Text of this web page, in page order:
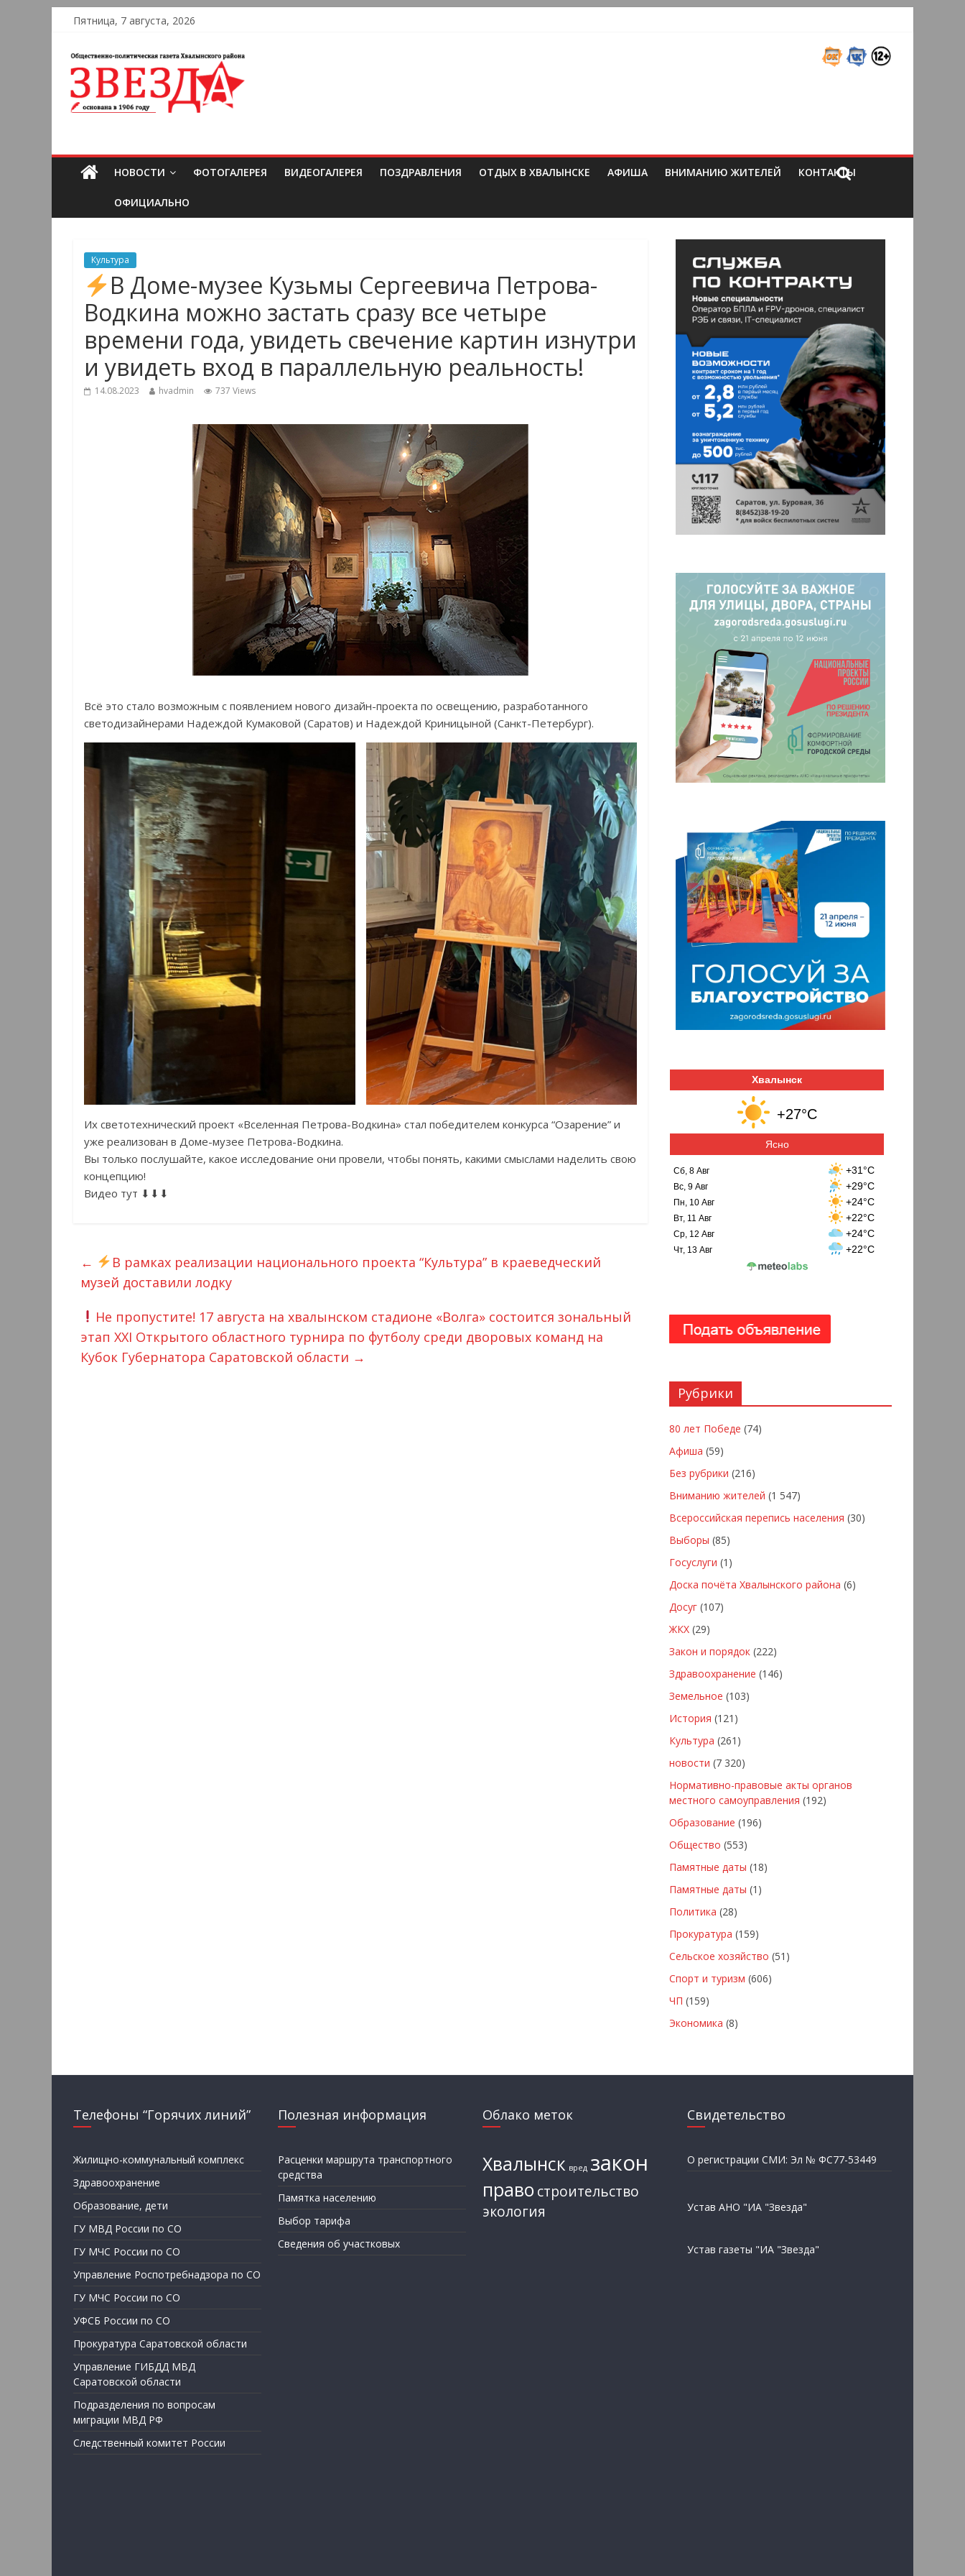
Пятница, 7 августа, 2026
НОВОСТИ ФОТОГАЛЕРЕЯ ВИДЕОГАЛЕРЕЯ ПОЗДРАВЛЕНИЯ ОТДЫХ В ХВАЛЫНСКЕ АФИША ВНИМАНИЮ ЖИТЕЛЕЙ КОНТАКТЫ
ОФИЦИАЛЬНО
Культура
В Доме-музее Кузьмы Сергеевича Петрова-
Водкина можно застать сразу все четыре
времени года, увидеть свечение картин изнутри
и увидеть вход в параллельную реальность!
14.08.2023 hvadmin 737 Views
Всё это стало возможным с появлением нового дизайн-проекта по освещению, разработанного
светодизайнерами Надеждой Кумаковой (Саратов) и Надеждой Криницыной (Санкт-Петербург).
Их светотехнический проект «Вселенная Петрова-Водкина» стал победителем конкурса “Озарение” и
уже реализован в Доме-музее Петрова-Водкина.
Вы только послушайте, какое исследование они провели, чтобы понять, какими смыслами наделить свою
концепцию!
Видео тут ⬇⬇⬇
←
В рамках реализации национального проекта “Культура” в краеведческий
музей доставили лодку
Не пропустите! 17 августа на хвалынском стадионе «Волга» состоится зональный
этап XXI Открытого областного турнира по футболу среди дворовых команд на
Кубок Губернатора Саратовской области →
Хвалынск
+27°C
Ясно
Сб, 8 Авг +31°C
Вс, 9 Авг +29°C
Пн, 10 Авг +24°C
Вт, 11 Авг +22°C
Ср, 12 Авг +24°C
Чт, 13 Авг +22°C
Рубрики
80 лет Победе (74)
Афиша (59)
Без рубрики (216)
Вниманию жителей (1 547)
Всероссийская перепись населения (30)
Выборы (85)
Госуслуги (1)
Доска почёта Хвалынского района (6)
Досуг (107)
ЖКХ (29)
Закон и порядок (222)
Здравоохранение (146)
Земельное (103)
История (121)
Культура (261)
новости (7 320)
Нормативно-правовые акты органов
местного самоуправления (192)
Образование (196)
Общество (553)
Памятные даты (18)
Памятные даты (1)
Политика (28)
Прокуратура (159)
Сельское хозяйство (51)
Спорт и туризм (606)
ЧП (159)
Экономика (8)
Телефоны “Горячих линий”
Жилищно-коммунальный комплекс
Здравоохранение
Образование, дети
ГУ МВД России по СО
ГУ МЧС России по СО
Управление Роспотребнадзора по СО
ГУ МЧС России по СО
УФСБ России по СО
Прокуратура Саратовской области
Управление ГИБДД МВД
Саратовской области
Подразделения по вопросам
миграции МВД РФ
Следственный комитет России
Полезная информация
Расценки маршрута транспортного
средства
Памятка населению
Выбор тарифа
Сведения об участковых
Облако меток
Хвалынск вред закон
право строительство
экология
Свидетельство
О регистрации СМИ: Эл № ФС77-53449
Устав АНО "ИА "Звезда"
Устав газеты "ИА "Звезда"